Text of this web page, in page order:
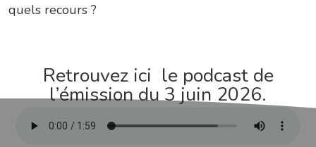
quels recours ?
Retrouvez ici le podcast de
l’émission du 3 juin 2026.